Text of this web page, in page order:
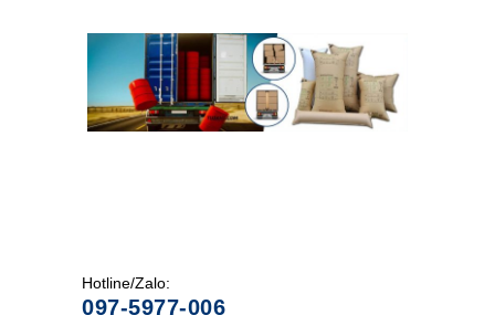
Hotline/Zalo:
097-5977-006